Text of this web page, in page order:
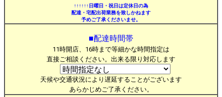
↑↑↑↑↑↑日曜日・祝日は定休日の為
配達・宅配出荷業務を致しかねます
予めご了承くださいませ。
■配達時間帯
11時開店、16時まで等細かな時間指定は
直接ご相談ください。出来る限り対応します
天候や交通状況により遅延することがございます
あらかじめご了承ください。